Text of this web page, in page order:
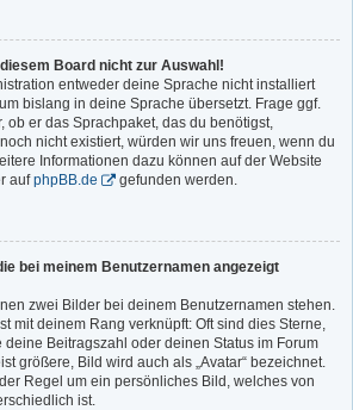
Board nicht zur Auswahl!
entweder deine Sprache nicht installiert
bislang in deine Sprache übersetzt. Frage ggf.
ob er das Sprachpaket, das du benötigst,
nicht existiert, würden wir uns freuen, wenn du
Informationen dazu können auf der Website
aufphpBB.de gefunden werden.
bei meinem Benutzernamen angezeigt
zwei Bilder bei deinem Benutzernamen stehen.
mit deinem Rang verknüpft: Oft sind dies Sterne,
deine Beitragszahl oder deinen Status im Forum
größere, Bild wird auch als „Avatar“ bezeichnet.
Regel um ein persönliches Bild, welches von
ist.